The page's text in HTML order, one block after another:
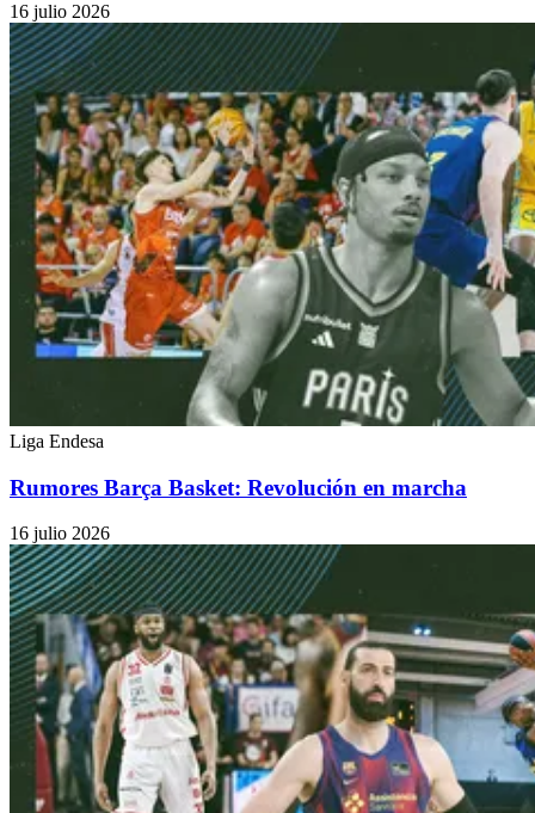
16 julio 2026
Liga Endesa
Rumores Barça Basket: Revolución en marcha
16 julio 2026